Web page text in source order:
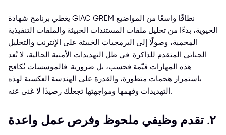
يغطي برنامج شهادة GIAC GREM نطاقًا واسعًا من المواضيع
الحيوية، بدءًا من تحليل ملفات المستندات الخبيثة والملفات التنفيذية
المحمية، وصولًا إلى البرمجيات الخبيثة على الإنترنت والتحليل
الجنائي المتقدم للذاكرة. في ظل التهديدات الأمنية الحالية، لا تُعد
هذه المهارات قيّمة فحسب، بل ضرورية. فالمؤسسات تُكافح
باستمرار هجمات متطورة، والقدرة على الهندسة العكسية لهذه
التهديدات وفهمها ومواجهتها تجعلك رصيدًا لا غنى عنه.
٢. تقدم وظيفي ملحوظ وفرص عمل واعدة